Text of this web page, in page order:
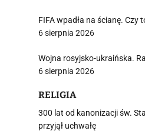
FIFA wpadła na ścianę. Czy
6 sierpnia 2026
Wojna rosyjsko-ukraińska.
6 sierpnia 2026
RELIGIA
300 lat od kanonizacji św.
przyjął uchwałę